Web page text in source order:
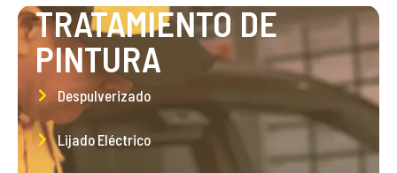
TRATAMIENTO DE
PINTURA
Despulverizado
Lijado Eléctrico